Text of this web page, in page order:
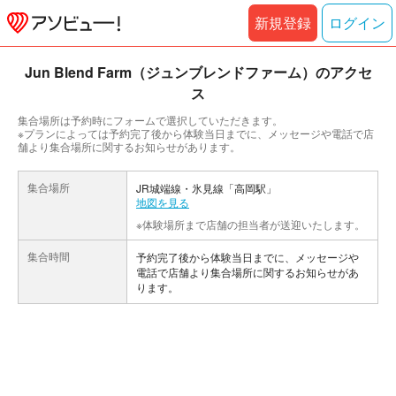
新規登録 ログイン
Jun Blend Farm（ジュンブレンドファーム）のアクセ
ス
集合場所は予約時にフォームで選択していただきます。
※プランによっては予約完了後から体験当日までに、メッセージや電話で店
舗より集合場所に関するお知らせがあります。
集合場所
JR城端線・氷見線「高岡駅」
地図を見る
※体験場所まで店舗の担当者が送迎いたします。
集合時間
予約完了後から体験当日までに、メッセージや
電話で店舗より集合場所に関するお知らせがあ
ります。